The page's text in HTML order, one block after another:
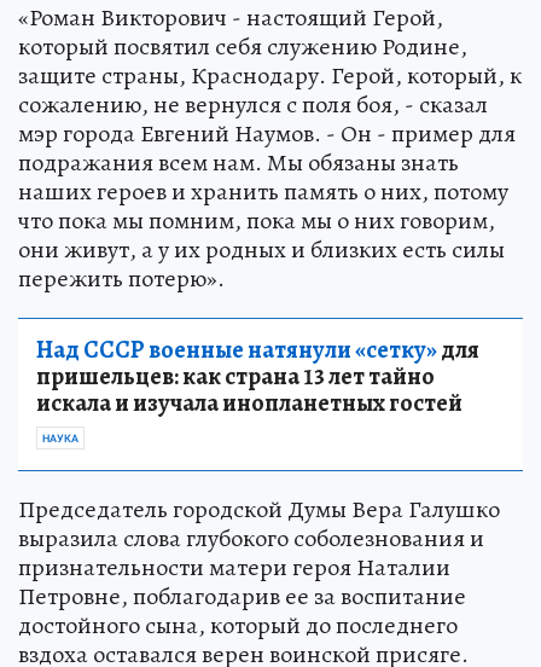
«Роман Викторович - настоящий Герой,
который посвятил себя служению Родине,
защите страны, Краснодару. Герой, который, к
сожалению, не вернулся с поля боя, - сказал
мэр города Евгений Наумов. - Он - пример для
подражания всем нам. Мы обязаны знать
наших героев и хранить память о них, потому
что пока мы помним, пока мы о них говорим,
они живут, а у их родных и близких есть силы
пережить потерю».
Над СССР военные натянули «сетку»для
пришельцев: как страна 13 лет тайно
искала и изучала инопланетных гостей
НАУКА
Председатель городской Думы Вера Галушко
выразила слова глубокого соболезнования и
признательности матери героя Наталии
Петровне, поблагодарив ее за воспитание
достойного сына, который до последнего
вздоха оставался верен воинской присяге.